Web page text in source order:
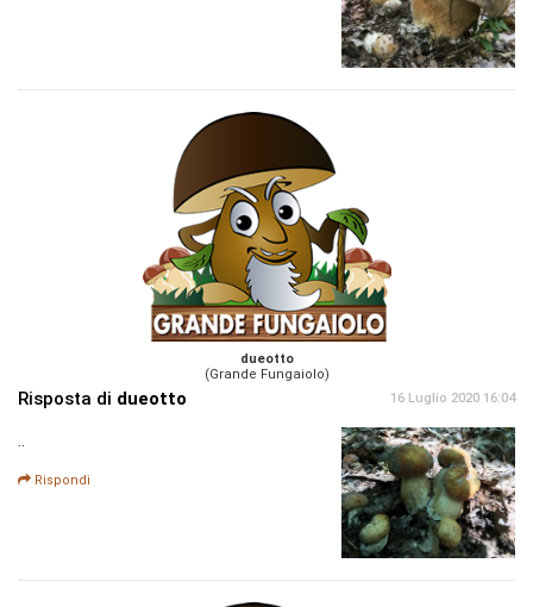
dueotto
(Grande Fungaiolo)
Risposta di dueotto 16 Luglio 2020 16:04
..
Rispondi